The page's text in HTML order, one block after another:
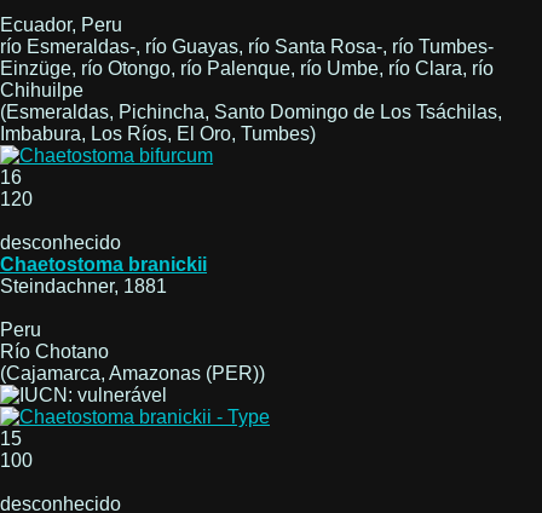
Ecuador, Peru
río Esmeraldas-, río Guayas, río Santa Rosa-, río Tumbes-
Einzüge, río Otongo, río Palenque, río Umbe, río Clara, río
Chihuilpe
(Esmeraldas, Pichincha, Santo Domingo de Los Tsáchilas,
Imbabura, Los Ríos, El Oro, Tumbes)
16
120
desconhecido
Chaetostoma branickii
Steindachner, 1881
Peru
Río Chotano
(Cajamarca, Amazonas (PER))
15
100
desconhecido